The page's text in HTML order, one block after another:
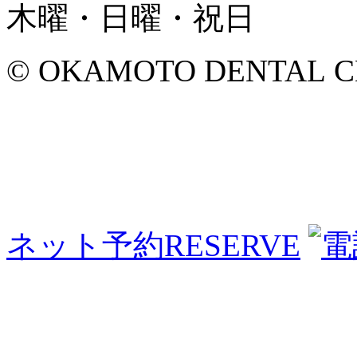
木曜・日曜・祝日
© OKAMOTO DENTAL
ネット予約RESERVE